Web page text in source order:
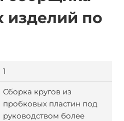
изделий по
1
Сборка кругов из
пробковых пластин под
руководством более